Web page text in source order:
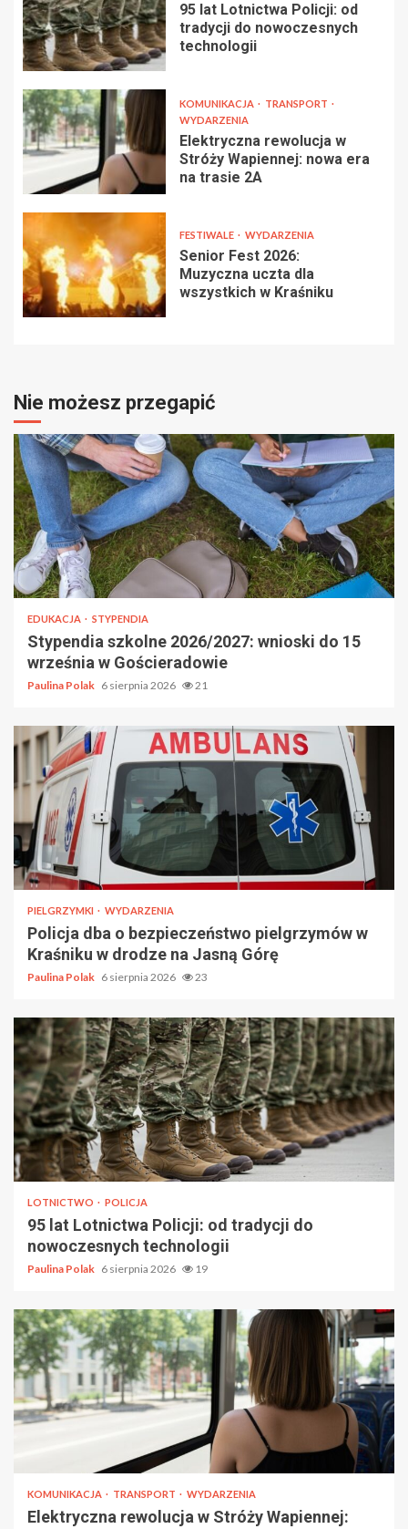
95 lat Lotnictwa Policji: od
tradycji do nowoczesnych
technologii
KOMUNIKACJA
TRANSPORT
WYDARZENIA
Elektryczna rewolucja w
Stróży Wapiennej: nowa era
na trasie 2A
FESTIWALE WYDARZENIA
Senior Fest 2026:
Muzyczna uczta dla
wszystkich w Kraśniku
Nie możesz przegapić
EDUKACJA STYPENDIA
Stypendia szkolne 2026/2027: wnioski do 15
września w Gościeradowie
Paulina Polak 6 sierpnia 2026 21
PIELGRZYMKI WYDARZENIA
Policja dba o bezpieczeństwo pielgrzymów w
Kraśniku w drodze na Jasną Górę
Paulina Polak 6 sierpnia 2026 23
LOTNICTWO POLICJA
95 lat Lotnictwa Policji: od tradycji do
nowoczesnych technologii
Paulina Polak 6 sierpnia 2026 19
KOMUNIKACJA TRANSPORT WYDARZENIA
Elektryczna rewolucja w Stróży Wapiennej: